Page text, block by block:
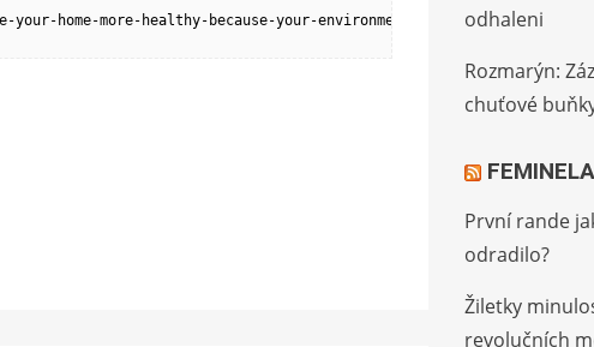
home-more-healthy-because-your-environment-matters-too
odhaleni
Rozmarýn:
chuťové
První rande
odradilo?
Žiletky
revolučních